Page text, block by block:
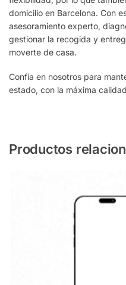
domicilio en Barcelona. Con
asesoramiento experto,
gestionar la recogida y
moverte de casa.
Confía en nosotros para
estado, con la máxima
Productos